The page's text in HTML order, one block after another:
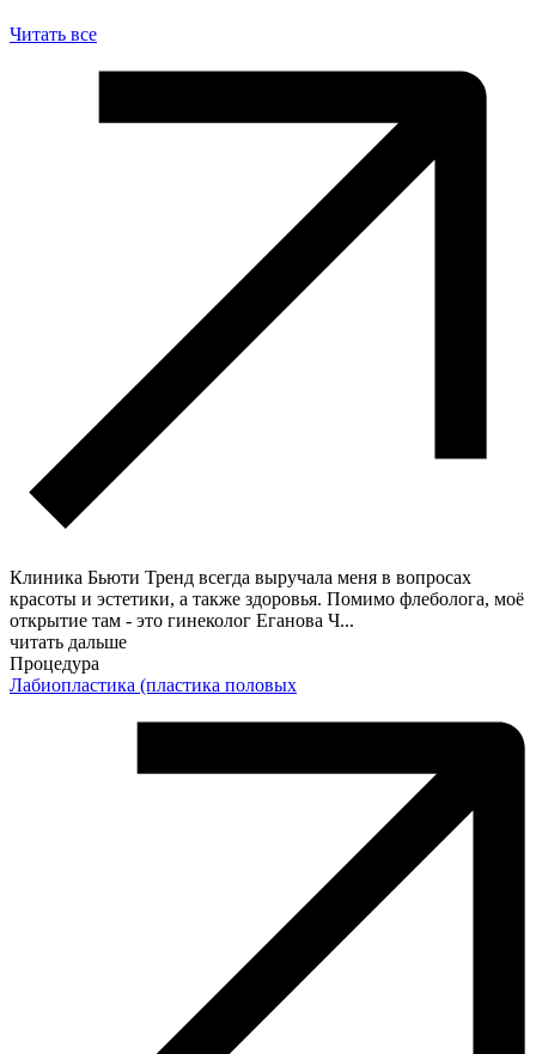
Читать все
Клиника Бьюти Тренд всегда выручала меня в вопросах
красоты и эстетики, а также здоровья. Помимо флеболога, моё
открытие там - это гинеколог Еганова Ч...
читать дальше
Процедура
Лабиопластика (пластика половых